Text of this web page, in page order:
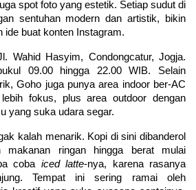
spot foto yang estetik. Setiap sudut di
sentuhan modern dan artistik, bikin
ide buat konten Instagram.
Wahid Hasyim, Condongcatur, Jogja.
09.00 hingga 22.00 WIB. Selain
Goho juga punya area indoor ber-AC
fokus, plus area outdoor dengan
yang suka udara segar.
kalah menarik. Kopi di sini dibanderol
makanan ringan hingga berat mulai
coba iced latte-nya, karena rasanya
Tempat ini sering ramai oleh